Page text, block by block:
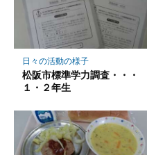
日々の活動の様子
松阪市標準学力調査・・・
１・２年生